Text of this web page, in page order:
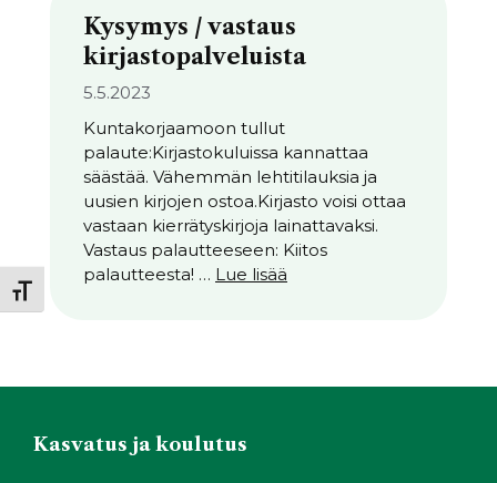
Toggle Font size
Kysymys / vastaus
kirjastopalveluista
5.5.2023
Kuntakorjaamoon tullut
palaute:Kirjastokuluissa kannattaa
säästää. Vähemmän lehtitilauksia ja
uusien kirjojen ostoa.Kirjasto voisi ottaa
vastaan kierrätyskirjoja lainattavaksi.
Vastaus palautteeseen: Kiitos
palautteesta! … Lue lisää
Kasvatus ja koulutus